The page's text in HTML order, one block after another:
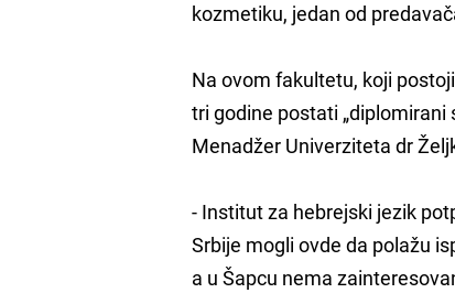
kozmetiku, jedan od
Na ovom fakultetu, koji
tri godine postati „diplomirani
Menadžer Univerziteta dr
- Institut za hebrejski jezik
Srbije mogli ovde da polažu
a u Šapcu nema